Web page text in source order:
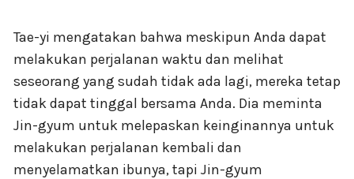
Tae-yi mengatakan bahwa meskipun Anda dapat
melakukan perjalanan waktu dan melihat
seseorang yang sudah tidak ada lagi, mereka tetap
tidak dapat tinggal bersama Anda. Dia meminta
Jin-gyum untuk melepaskan keinginannya untuk
melakukan perjalanan kembali dan
menyelamatkan ibunya, tapi Jin-gyum